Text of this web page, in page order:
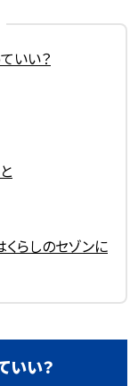
いい？
らしのセゾンに
いい？